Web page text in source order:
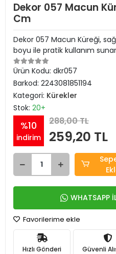
Dekor 057 Macun
Cm
Dekor 057 Macun Küreği,
boyu ile pratik kullanım
Ürün Kodu: dkr057
Barkod: 2243081851194
Kategori: Kürekler
Stok: 20+
%10
indirim
288,00 TL
259,20 TL
WHATSAPP
Favorilerime ekle
Hızlı Gönderi Güvenli